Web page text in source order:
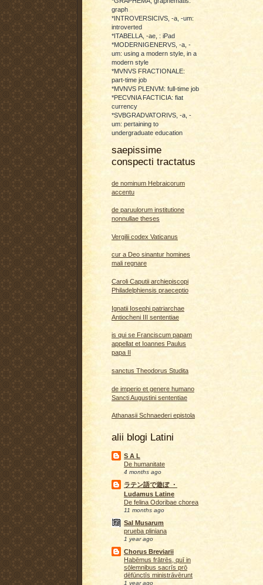
graph
*INTROVERSICIVS, -a, -um:
introverted
*ITABELLA, -ae, : iPad
*MODERNIGENERVS, -a, -
um: using a modern style, in a
modern style
*MVNVS FRACTIONALE:
part-time job
*MVNVS PLENVM: full-time job
*PECVNIA FACTICIA: fiat
currency
*SVBGRADVATORIVS, -a, -
um: pertaining to
undergraduate education
saepissime
conspecti tractatus
de nominum Hebraicorum
accentu
de paruulorum institutione
nonnullae theses
Vergilii codex Vaticanus
cur a Deo sinantur homines
mali regnare
Caroli Caputii archiepiscopi
Philadelphiensis praeceptio
Ignatii Iosephi patriarchae
Antiocheni III sententiae
is qui se Franciscum papam
appellat et Ioannes Paulus
papa II
sanctus Theodorus Studita
de imperio et genere humano
Sancti Augustini sententiae
Athanasii Schnaederi epistola
alii blogi Latini
S A L
De humanitate
4 months ago
ラテン語で遊ぼ ・
Ludamus Latine
De felina Odoribae chorea
11 months ago
Sal Musarum
prueba pliniana
1 year ago
Chorus Breviarii
Habēmus frātrēs, quī in
sōlemnibus sacrīs prō
dēfūnctīs ministrāvērunt
1 year ago